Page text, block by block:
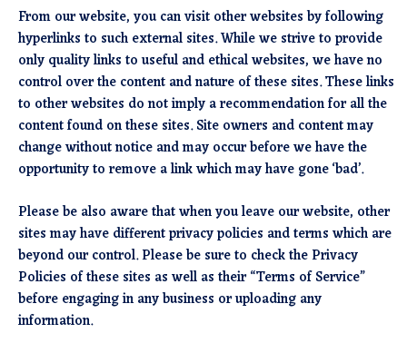
From our website, you can visit other websites by following
hyperlinks to such external sites. While we strive to provide
only quality links to useful and ethical websites, we have no
control over the content and nature of these sites. These links
to other websites do not imply a recommendation for all the
content found on these sites. Site owners and content may
change without notice and may occur before we have the
opportunity to remove a link which may have gone ‘bad’.
Please be also aware that when you leave our website, other
sites may have different privacy policies and terms which are
beyond our control. Please be sure to check the Privacy
Policies of these sites as well as their “Terms of Service”
before engaging in any business or uploading any
information.